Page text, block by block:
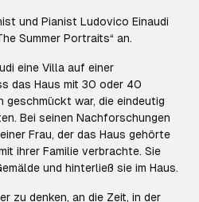
und Pianist Ludovico Einaudi
Summer Portraits“ an.
eine Villa auf einer
das Haus mit 30 oder 40
geschmückt war, die eindeutig
Bei seinen Nachforschungen
Frau, der das Haus gehörte
ihrer Familie verbrachte. Sie
und hinterließ sie im Haus.
zu denken, an die Zeit, in der